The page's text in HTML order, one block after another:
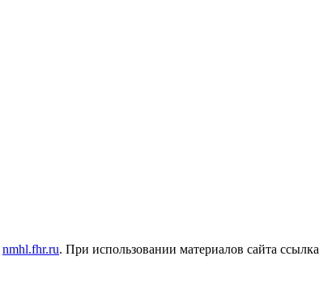
nmhl.fhr.ru. При использовании материалов сайта ссылка